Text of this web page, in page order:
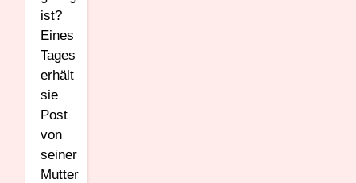
ist?
Eines
Tages
erhält
sie
Post
von
seiner
Mutter